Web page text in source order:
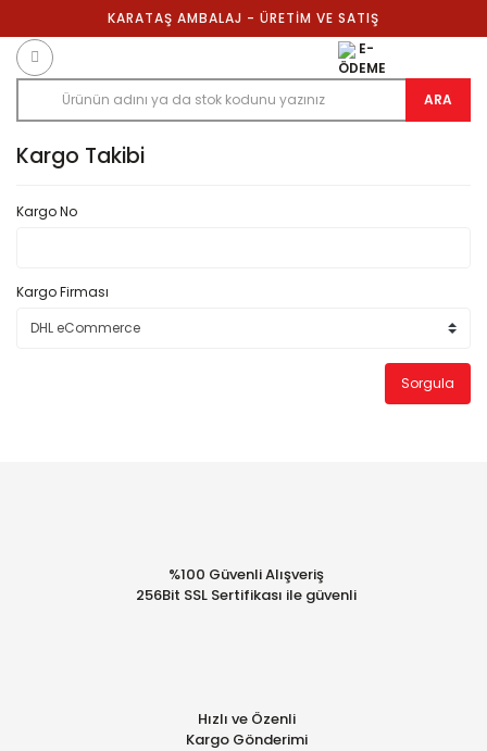
KARATAŞ AMBALAJ - ÜRETİM VE SATIŞ
ARA
E-
ÖDEME
Kargo Takibi
Kargo No
Kargo Firması
Sorgula
%100 Güvenli Alışveriş
256Bit SSL Sertifikası ile güvenli
Hızlı ve Özenli
Kargo Gönderimi